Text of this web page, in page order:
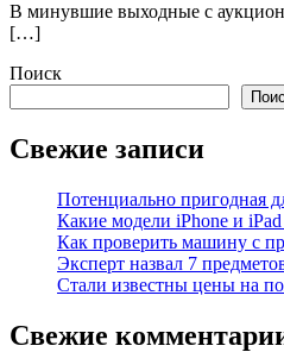
В минувшие выходные с
[…]
Поиск
Свежие записи
Потенциально пригодная
Какие модели iPhone и
Как проверить машину с
Эксперт назвал 7
Стали известны цены на
Свежие